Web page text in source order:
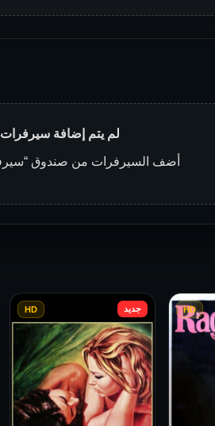
لم يتم إضافة سيرفرات
أضف السيرفرات من صندوق
HD جديد HD